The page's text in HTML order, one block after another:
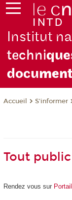
Institut
techni
docu
Accueil S'informer
Tout public
Rendez vous sur